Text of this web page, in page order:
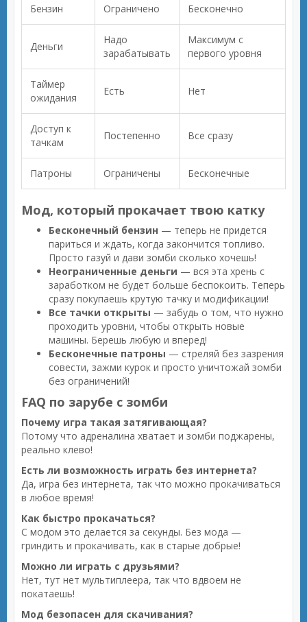
Бензин Ограничено Бесконечно
Деньги
Надо
зарабатывать
Максимум с
первого уровня
Таймер
ожидания
Есть Нет
Доступ к
тачкам
Постепенно Все сразу
Патроны Ограничены Бесконечные
Мод, который прокачает твою катку
Бесконечный бензин — теперь не придется
париться и ждать, когда закончится топливо.
Просто газуй и дави зомби сколько хочешь!
Неограниченные деньги — вся эта хрень с
заработком не будет больше беспокоить. Теперь
сразу покупаешь крутую тачку и модификации!
Все тачки открыты — забудь о том, что нужно
проходить уровни, чтобы открыть новые
машины. Берешь любую и вперед!
Бесконечные патроны — стреляй без зазрения
совести, зажми курок и просто уничтожай зомби
без ограничений!
FAQ по зарубе с зомби
Почему игра такая затягивающая?
Потому что адреналина хватает и зомби поджарены,
реально клево!
Есть ли возможность играть без интернета?
Да, игра без интернета, так что можно прокачиваться
в любое время!
Как быстро прокачаться?
С модом это делается за секунды. Без мода —
гриндить и прокачивать, как в старые добрые!
Можно ли играть с друзьями?
Нет, тут нет мультиплеера, так что вдвоем не
покатаешь!
Мод безопасен для скачивания?